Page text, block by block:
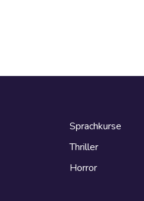
Sprachkurse
Thriller
Horror